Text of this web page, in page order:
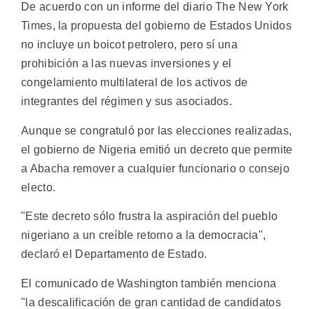
De acuerdo con un informe del diario The New York
Times, la propuesta del gobierno de Estados Unidos
no incluye un boicot petrolero, pero sí una
prohibición a las nuevas inversiones y el
congelamiento multilateral de los activos de
integrantes del régimen y sus asociados.
Aunque se congratuló por las elecciones realizadas,
el gobierno de Nigeria emitió un decreto que permite
a Abacha remover a cualquier funcionario o consejo
electo.
"Este decreto sólo frustra la aspiración del pueblo
nigeriano a un creíble retorno a la democracia",
declaró el Departamento de Estado.
El comunicado de Washington también menciona
"la descalificación de gran cantidad de candidatos